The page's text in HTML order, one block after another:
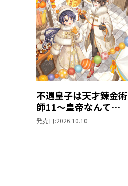
不遇皇子は天才錬金術
師11～皇帝なんて柄
じゃないので弟妹を可
発売日:2026.10.10